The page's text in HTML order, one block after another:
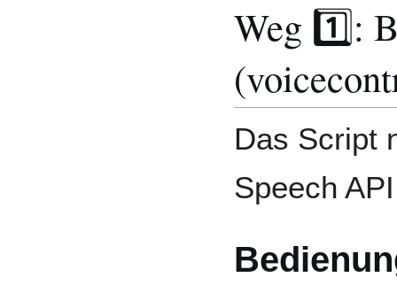
Weg 1️⃣:
Das Script
Speech